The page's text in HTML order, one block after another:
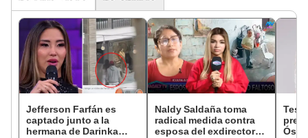
Jefferson Farfán es
captado junto a la
hermana de Darinka
Naldy Saldaña toma
radical medida contra
esposa del exdirector